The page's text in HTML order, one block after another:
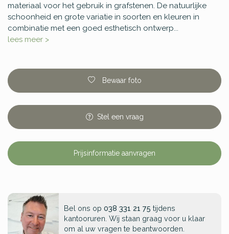
materiaal voor het gebruik in grafstenen. De natuurlijke
schoonheid en grote variatie in soorten en kleuren in
combinatie met een goed esthetisch ontwerp...
lees meer >
Bewaar foto
Stel een vraag
Prijsinformatie aanvragen
Bel ons op 038 331 21 75 tijdens
kantooruren. Wij staan graag voor u klaar
om al uw vragen te beantwoorden.